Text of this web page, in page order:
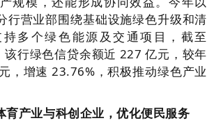
行营业部围绕基础设施绿色升级和清
多个绿色能源及交通项目，截至
行绿色信贷余额近 227 亿元，较年
，增速 23.76%，积极推动绿色产业
育产业与科创企业，优化便民服务